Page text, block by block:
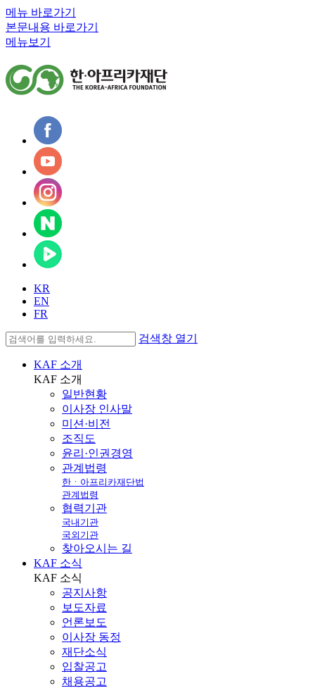
메뉴 바로가기
본문내용 바로가기
메뉴보기
KR
EN
FR
검색창 열기
KAF 소개
KAF 소개
일반현황
이사장 인사말
미션·비전
조직도
윤리·인권경영
관계법령
한ㆍ아프리카재단법
관계법령
협력기관
국내기관
국외기관
찾아오시는 길
KAF 소식
KAF 소식
공지사항
보도자료
언론보도
이사장 동정
재단소식
입찰공고
채용공고